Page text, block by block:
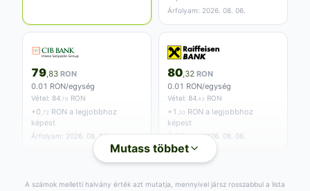
Árfolyam: 2026. 08. 06.
79 ,83 RON
0.01 RON/egység
Vétel: 84 ,70 RON
+0 ,72 RON a legjobbhoz
képest
Árfolyam: 2026. 08. 06.
80 ,32 RON
0.01 RON/egység
Vétel: 84 ,43 RON
+ 1 ,20 RON a legjobbhoz
képest
Árfolyam: 2026. 08. 06.
Mutass többet
A számok melletti halvány érték azt mutatja, mennyivel jársz rosszabbul a lista